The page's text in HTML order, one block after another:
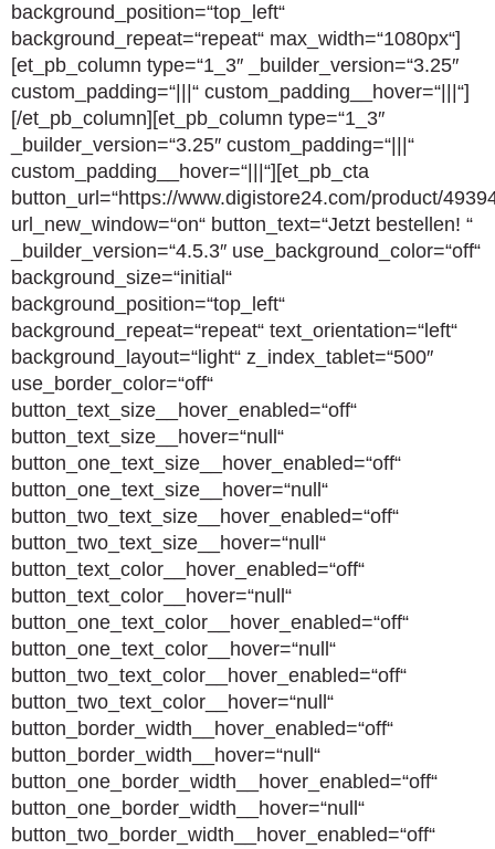
background_position=“top_left“
background_repeat=“repeat“ max_width=“1080px“]
[et_pb_column type=“1_3″ _builder_version=“3.25″
custom_padding=“|||“ custom_padding__hover=“|||“]
[/et_pb_column][et_pb_column type=“1_3″
_builder_version=“3.25″ custom_padding=“|||“
custom_padding__hover=“|||“][et_pb_cta
button_url=“https://www.digistore24.com/product/
url_new_window=“on“ button_text=“Jetzt bestellen! “
_builder_version=“4.5.3″ use_background_color=“off“
background_size=“initial“
background_position=“top_left“
background_repeat=“repeat“ text_orientation=“left“
background_layout=“light“ z_index_tablet=“500″
use_border_color=“off“
button_text_size__hover_enabled=“off“
button_text_size__hover=“null“
button_one_text_size__hover_enabled=“off“
button_one_text_size__hover=“null“
button_two_text_size__hover_enabled=“off“
button_two_text_size__hover=“null“
button_text_color__hover_enabled=“off“
button_text_color__hover=“null“
button_one_text_color__hover_enabled=“off“
button_one_text_color__hover=“null“
button_two_text_color__hover_enabled=“off“
button_two_text_color__hover=“null“
button_border_width__hover_enabled=“off“
button_border_width__hover=“null“
button_one_border_width__hover_enabled=“off“
button_one_border_width__hover=“null“
button_two_border_width__hover_enabled=“off“